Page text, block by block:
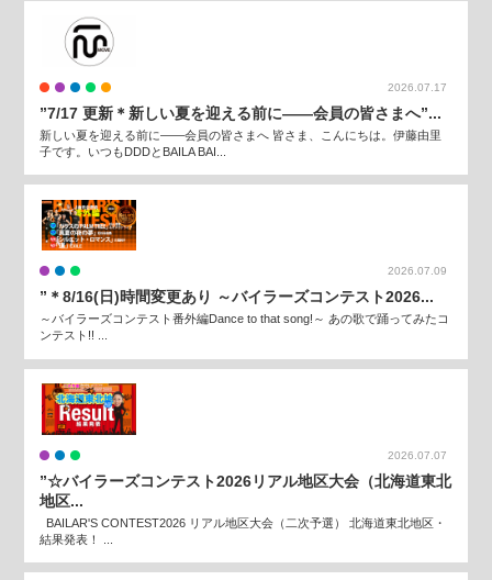
2026.07.17
”7/17 更新＊新しい夏を迎える前に——会員の皆さまへ”...
新しい夏を迎える前に——会員の皆さまへ 皆さま、こんにちは。伊藤由里
子です。いつもDDDとBAILA BAI...
2026.07.09
”＊8/16(日)時間変更あり ～バイラーズコンテスト2026...
～バイラーズコンテスト番外編Dance to that song!～ あの歌で踊ってみたコ
ンテスト!! ...
2026.07.07
”☆バイラーズコンテスト2026リアル地区大会（北海道東北
地区...
BAILAR'S CONTEST2026 リアル地区大会（二次予選） 北海道東北地区・
結果発表！ ...